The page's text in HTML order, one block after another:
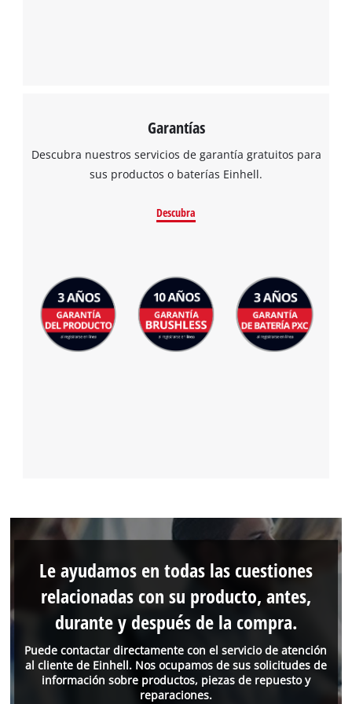
Garantías
Descubra nuestros servicios de garantía gratuitos para
sus productos o baterías Einhell.
Descubra
Puede contactar directamente con el servicio de atención
al cliente de Einhell. Nos ocupamos de sus solicitudes de
información sobre productos, piezas de repuesto y
reparaciones.
Le ayudamos en todas las cuestiones
relacionadas con su producto, antes,
durante y después de la compra.